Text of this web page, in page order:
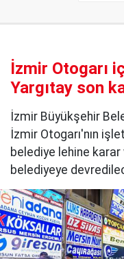
İzmir Otogarı
Yargıtay son
İzmir Büyükşehir
İzmir Otogarı'nın
belediye lehine
belediyeye